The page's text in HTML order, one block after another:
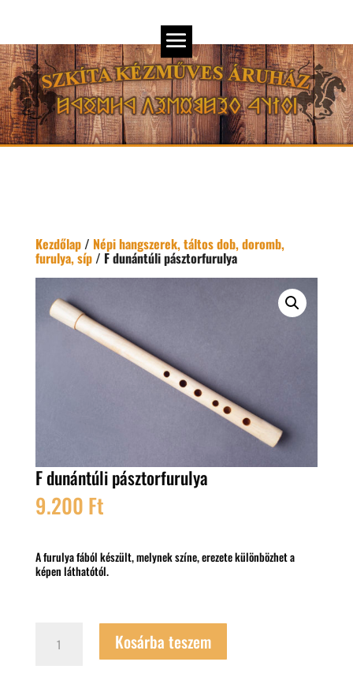
Kezdőlap/ Népi hangszerek, táltos dob, doromb,
furulya, síp/ F dunántúli pásztorfurulya
F dunántúli pásztorfurulya
9.200 Ft
A furulya fából készült, melynek színe, erezete különbözhet a
képen láthatótól.
dunántúli
Kosárba teszem